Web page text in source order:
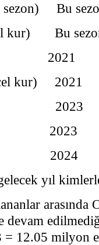
Bu
Bu
kur) 2021
2023
2023
2024
yıl
12.05 milyon